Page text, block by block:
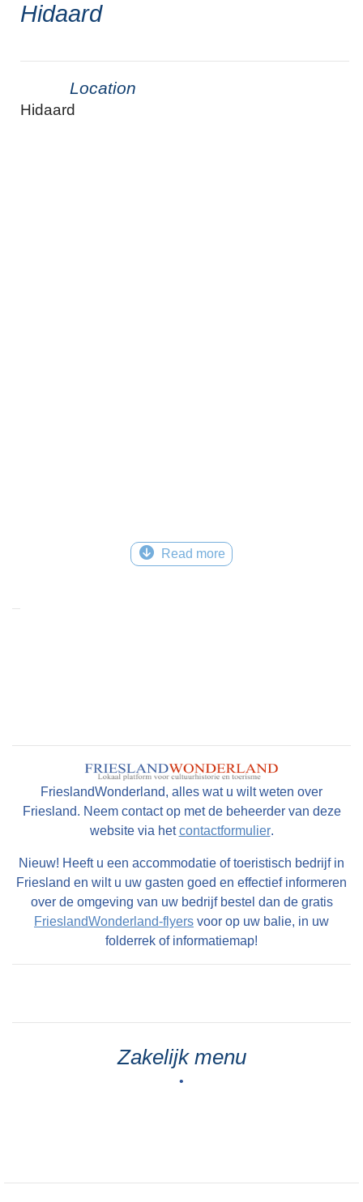
Hidaard
Location
Hidaard
Read more
FrieslandWonderland, alles wat u wilt weten over
Friesland. Neem contact op met de beheerder van deze
website via hetcontactformulier.
Nieuw! Heeft u een accommodatie of toeristisch bedrijf in
Friesland en wilt u uw gasten goed en effectief informeren
over de omgeving van uw bedrijf bestel dan de gratis
FrieslandWonderland-flyers voor op uw balie, in uw
folderrek of informatiemap!
Zakelijk menu
•